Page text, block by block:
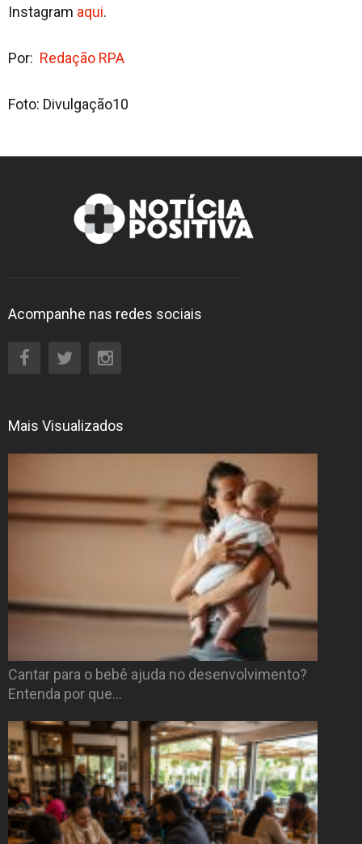
Instagram aqui.
Por: Redação RPA
Foto: Divulgação10
Acompanhe nas redes sociais
Mais Visualizados
Cantar para o bebê ajuda no desenvolvimento?
Entenda por que…